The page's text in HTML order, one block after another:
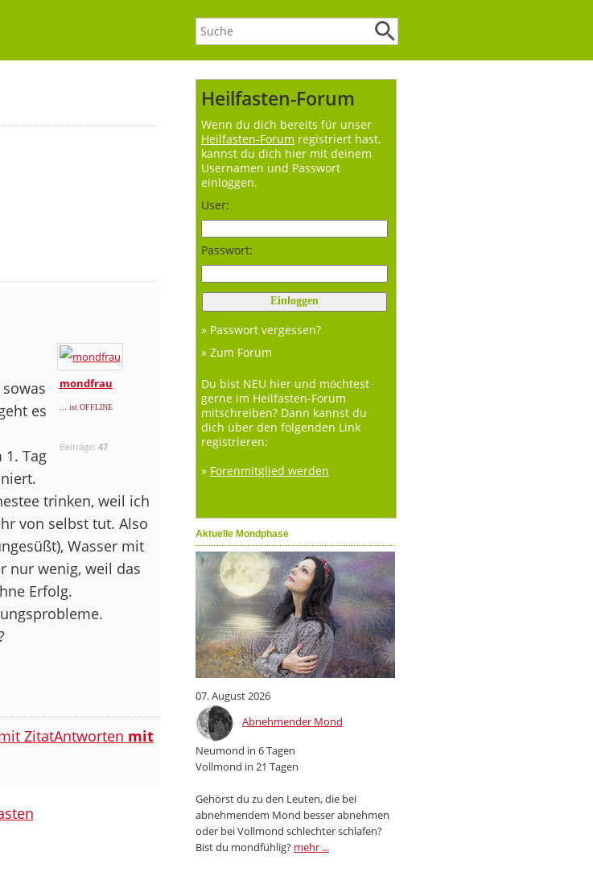
Heilfasten-Forum
Wenn du dich bereits für unser
Heilfasten-Forum registriert hast,
kannst du dich hier mit deinem
Usernamen und Passwort
einloggen.
User:
Passwort:
» Passwort vergessen?
» Zum Forum
Du bist NEU hier und möchtest
gerne im Heilfasten-Forum
mitschreiben? Dann kannst du
dich über den folgenden Link
registrieren:
» Forenmitglied werden
Aktuelle Mondphase
07. August 2026
Abnehmender Mond
Neumond in 6 Tagen
Vollmond in 21 Tagen
Gehörst du zu den Leuten, die bei
abnehmendem Mond besser abnehmen
oder bei Vollmond schlechter schlafen?
Bist du mondfühlig? mehr ...
mondfrau
... ist OFFLINE
Beiträge: 47
es
Tag
trinken, weil ich
von selbst tut. Also
Wasser mit
nur wenig, weil das
Erfolg.
Antworten mit